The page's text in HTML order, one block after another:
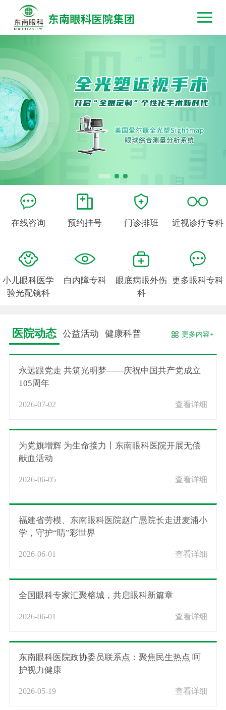
在线咨询 预约挂号 门诊排班 近视诊疗专科
小儿眼科医学
验光配镜科
白内障专科
眼底病眼外伤
科
更多眼科专科
医院动态 公益活动 健康科普 更多内容+
永远跟党走 共筑光明梦——庆祝中国共产党成立
105周年
2026-07-02 查看详细
为党旗增辉 为生命接力丨东南眼科医院开展无偿
献血活动
2026-06-05 查看详细
福建省劳模、东南眼科医院赵广愚院长走进麦浦小
学，守护“睛”彩世界
2026-06-01 查看详细
全国眼科专家汇聚榕城，共启眼科新篇章
2026-06-01 查看详细
东南眼科医院政协委员联系点：聚焦民生热点 呵
护视力健康
2026-05-19 查看详细